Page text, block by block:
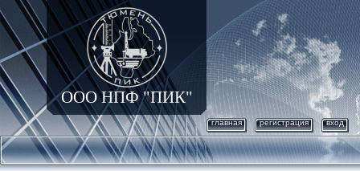
ООО НПФ "ПИК"
главная регистрация вход